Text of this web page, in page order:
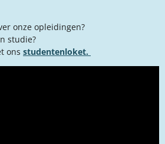
onze opleidingen?
studie?
ons studentenloket.